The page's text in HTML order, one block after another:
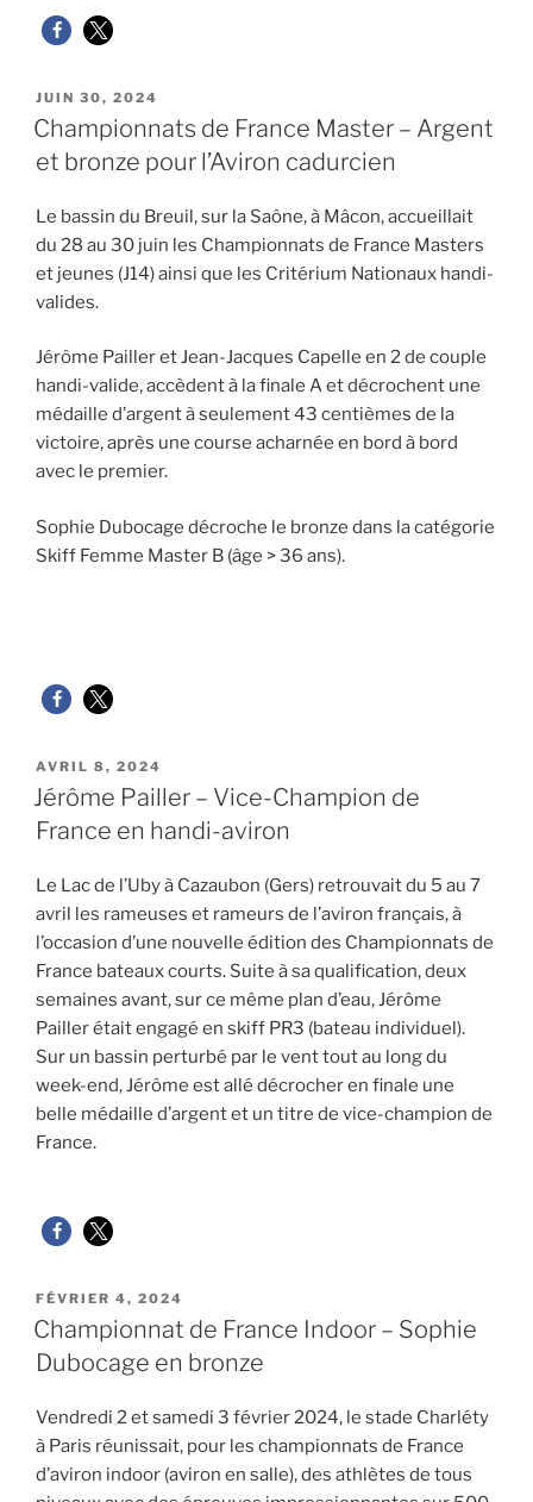
PUBLIÉ
LE
JUIN 30, 2024
Championnats de France Master – Argent
et bronze pour l’Aviron cadurcien
Le bassin du Breuil, sur la Saône, à Mâcon, accueillait
du 28 au 30 juin les Championnats de France Masters
et jeunes (J14) ainsi que les Critérium Nationaux handi-
valides.
Jérôme Pailler et Jean-Jacques Capelle en 2 de couple
handi-valide, accèdent à la finale A et décrochent une
médaille d’argent à seulement 43 centièmes de la
victoire, après une course acharnée en bord à bord
avec le premier.
Sophie Dubocage décroche le bronze dans la catégorie
Skiff Femme Master B (âge > 36 ans).
PUBLIÉ
LE
AVRIL 8, 2024
Jérôme Pailler – Vice-Champion de
France en handi-aviron
Le Lac de l’Uby à Cazaubon (Gers) retrouvait du 5 au 7
avril les rameuses et rameurs de l’aviron français, à
l’occasion d’une nouvelle édition des Championnats de
France bateaux courts. Suite à sa qualification, deux
semaines avant, sur ce même plan d’eau, Jérôme
Pailler était engagé en skiff PR3 (bateau individuel).
Sur un bassin perturbé par le vent tout au long du
week-end, Jérôme est allé décrocher en finale une
belle médaille d’argent et un titre de vice-champion de
France.
PUBLIÉ
LE
FÉVRIER 4, 2024
Championnat de France Indoor – Sophie
Dubocage en bronze
Vendredi 2 et samedi 3 février 2024, le stade Charléty
à Paris réunissait, pour les championnats de France
d’aviron indoor (aviron en salle), des athlètes de tous